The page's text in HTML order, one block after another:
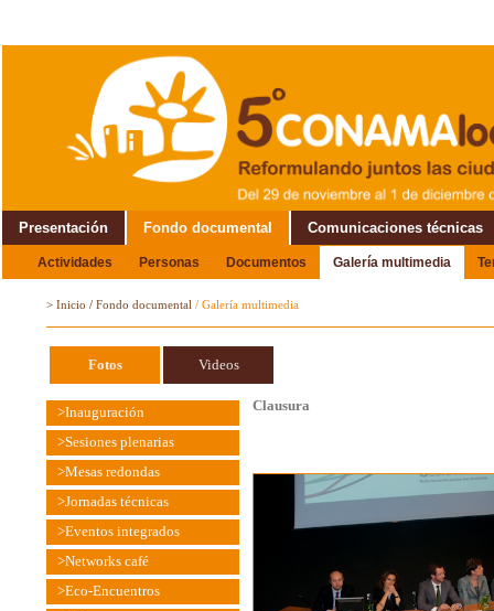
Presentación Fondo documental Comunicaciones técnicas
Actividades Personas Documentos Galería multimedia
Alrededor del Encuentro
> Inicio / Fondo documental / Galería multimedia
Fotos Videos
>Inauguración
>Sesiones plenarias
>Mesas redondas
>Jornadas técnicas
>Eventos integrados
>Networks café
>Eco-Encuentros
Clausura